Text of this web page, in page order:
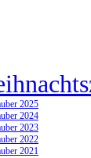
2025
2024
2023
2022
2021